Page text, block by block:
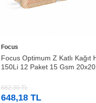
Focus
Focus Optimum Z Katlı Kağıt
150Li 12 Paket 15 Gsm
682,30TL
648,18 TL